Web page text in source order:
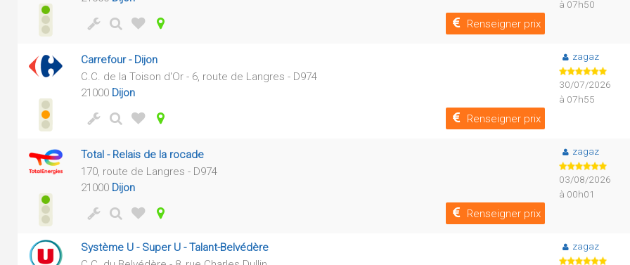
Renseigner prix
à 07h50
Carrefour - Dijon
C.C. de la Toison d'Or - 6, route de Langres - D974
21000 Dijon
Renseigner prix
zagaz
30/07/2026
à 07h55
Total - Relais de la rocade
170, route de Langres - D974
21000 Dijon
Renseigner prix
zagaz
03/08/2026
à 00h01
Système U - Super U - Talant-Belvédère
zagaz